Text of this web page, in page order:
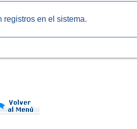
registros en el sistema.